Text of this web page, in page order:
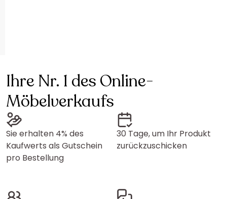
Ihre Nr. 1 des Online-
Möbelverkaufs
Sie erhalten 4% des
Kaufwerts als Gutschein
pro Bestellung
30 Tage, um Ihr Produkt
zurückzuschicken